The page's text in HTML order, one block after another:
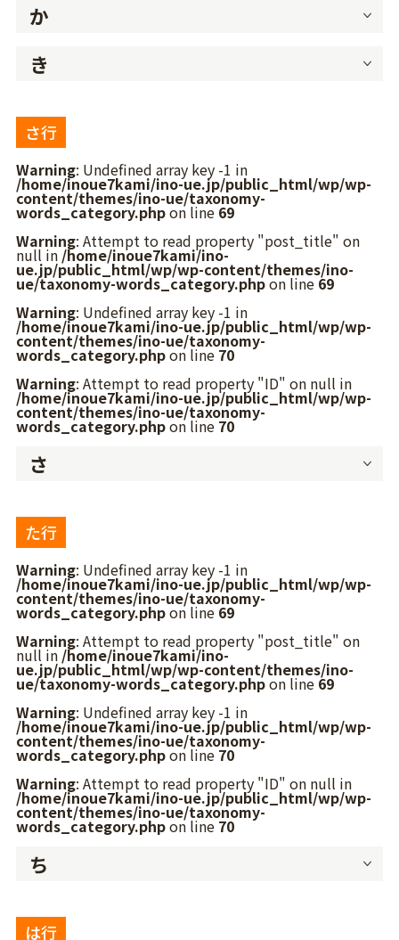
か
き
さ行
Warning: Undefined array key -1 in
/home/inoue7kami/ino-ue.jp/public_html/wp/wp-
content/themes/ino-ue/taxonomy-
words_category.phpon line 69
Warning: Attempt to read property "post_title" on
null in /home/inoue7kami/ino-
ue.jp/public_html/wp/wp-content/themes/ino-
ue/taxonomy-words_category.phpon line 69
Warning: Undefined array key -1 in
/home/inoue7kami/ino-ue.jp/public_html/wp/wp-
content/themes/ino-ue/taxonomy-
words_category.phpon line 70
Warning: Attempt to read property "ID" on null in
/home/inoue7kami/ino-ue.jp/public_html/wp/wp-
content/themes/ino-ue/taxonomy-
words_category.phpon line 70
さ
た行
Warning: Undefined array key -1 in
/home/inoue7kami/ino-ue.jp/public_html/wp/wp-
content/themes/ino-ue/taxonomy-
words_category.phpon line 69
Warning: Attempt to read property "post_title" on
null in /home/inoue7kami/ino-
ue.jp/public_html/wp/wp-content/themes/ino-
ue/taxonomy-words_category.phpon line 69
Warning: Undefined array key -1 in
/home/inoue7kami/ino-ue.jp/public_html/wp/wp-
content/themes/ino-ue/taxonomy-
words_category.phpon line 70
Warning: Attempt to read property "ID" on null in
/home/inoue7kami/ino-ue.jp/public_html/wp/wp-
content/themes/ino-ue/taxonomy-
words_category.phpon line 70
ち
は行